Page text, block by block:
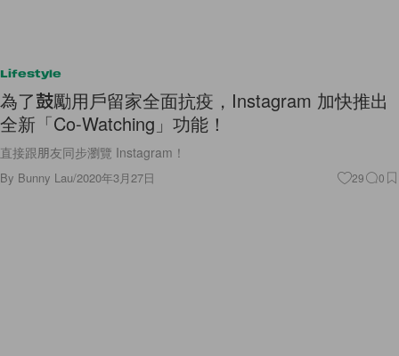
Lifestyle
為了鼓勵用戶留家全面抗疫，Instagram 加快推出
全新「Co-Watching」功能！
直接跟朋友同步瀏覽 Instagram！
By Bunny Lau/2020年3月27日 29 0